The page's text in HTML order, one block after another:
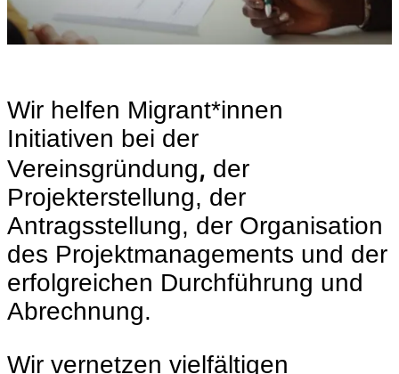
Wir helfen Migrant*innen
Initiativen bei der
Vereinsgründung, der
Projekterstellung, der
Antragsstellung, der Organisation
des Projektmanagements und der
erfolgreichen Durchführung und
Abrechnung.
Wir vernetzen vielfältigen